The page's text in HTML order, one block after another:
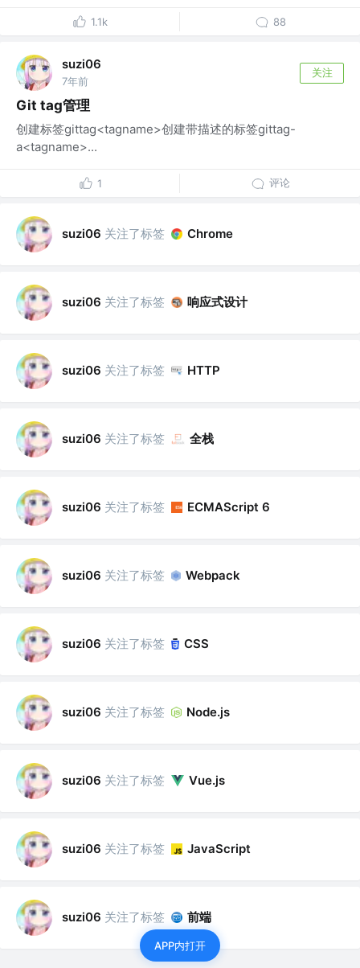
1.1k 88
suzi06
7年前
关注
Git tag管理
创建标签gittag<tagname>创建带描述的标签gittag-
a<tagname>...
1 评论
suzi06 关注了标签 Chrome
suzi06 关注了标签 响应式设计
suzi06 关注了标签 HTTP
suzi06 关注了标签 全栈
suzi06 关注了标签 ECMAScript 6
suzi06 关注了标签 Webpack
suzi06 关注了标签 CSS
suzi06 关注了标签 Node.js
suzi06 关注了标签 Vue.js
suzi06 关注了标签 JavaScript
suzi06 关注了标签 前端
APP内打开